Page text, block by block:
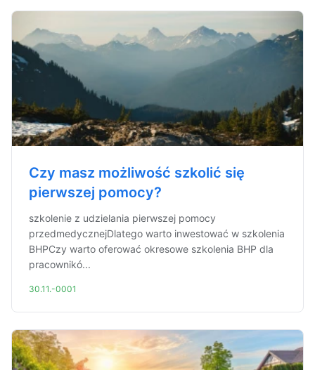
Czy masz możliwość szkolić się
pierwszej pomocy?
szkolenie z udzielania pierwszej pomocy
przedmedycznejDlatego warto inwestować w szkolenia
BHPCzy warto oferować okresowe szkolenia BHP dla
pracownikó...
30.11.-0001